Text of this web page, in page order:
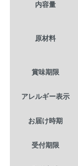
内容量
原材料
賞味期限
アレルギー表示
お届け時期
受付期限